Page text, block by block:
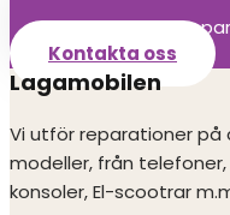
Vi utför alla olika
Kontakta oss
Lagamobilen
Vi utför reparationer på
modeller, från
konsoler, El-scootrar